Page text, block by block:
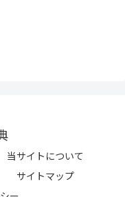
当サイトについて
サイトマップ